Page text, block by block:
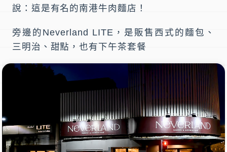
說：這是有名的南港牛肉麵店！
旁邊的Neverland LITE，是販售西式的麵包、
三明治、甜點，也有下午茶套餐